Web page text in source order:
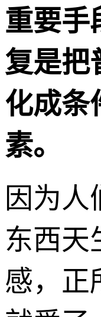
重要手
复是把
化成条
素。
因为人
东西天
感，正